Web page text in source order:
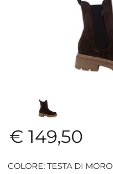
€ 149,50
COLORE: TESTA DI MORO